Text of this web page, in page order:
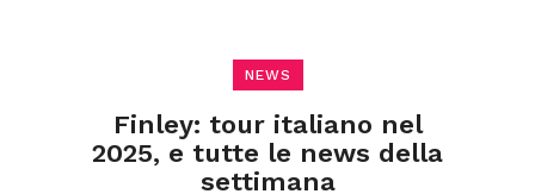
NEWS
Finley: tour italiano nel
2025, e tutte le news della
settimana